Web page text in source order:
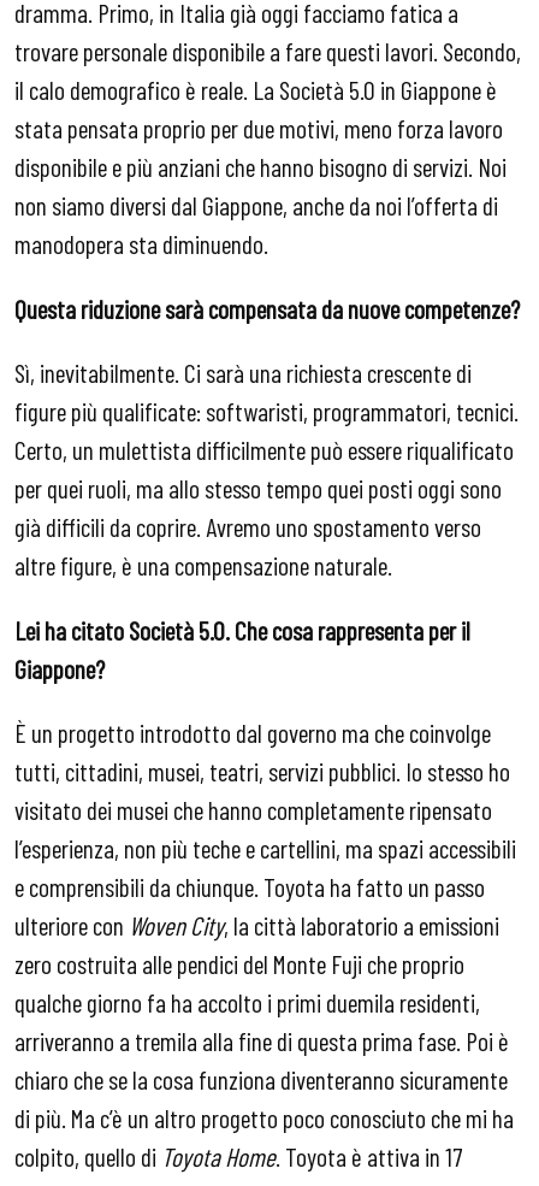
dramma. Primo, in Italia già oggi facciamo fatica a
trovare personale disponibile a fare questi lavori. Secondo,
il calo demografico è reale. La Società 5.0 in Giappone è
stata pensata proprio per due motivi, meno forza lavoro
disponibile e più anziani che hanno bisogno di servizi. Noi
non siamo diversi dal Giappone, anche da noi l’offerta di
manodopera sta diminuendo.
Questa riduzione sarà compensata da nuove competenze?
Sì, inevitabilmente. Ci sarà una richiesta crescente di
figure più qualificate: softwaristi, programmatori, tecnici.
Certo, un mulettista difficilmente può essere riqualificato
per quei ruoli, ma allo stesso tempo quei posti oggi sono
già difficili da coprire. Avremo uno spostamento verso
altre figure, è una compensazione naturale.
Lei ha citato Società 5.0.Che cosa rappresenta per il
Giappone?
È un progetto introdotto dal governo ma che coinvolge
tutti, cittadini, musei, teatri, servizi pubblici. Io stesso ho
visitato dei musei che hanno completamente ripensato
l’esperienza, non più teche e cartellini, ma spazi accessibili
e comprensibili da chiunque. Toyota ha fatto un passo
ulteriore con Woven City, la città laboratorio a emissioni
zero costruita alle pendici del Monte Fuji che proprio
qualche giorno fa ha accolto i primi duemila residenti,
arriveranno a tremila alla fine di questa prima fase. Poi è
chiaro che se la cosa funziona diventeranno sicuramente
di più. Ma c’è un altro progetto poco conosciuto che mi ha
colpito, quello di Toyota Home. Toyota è attiva in 17